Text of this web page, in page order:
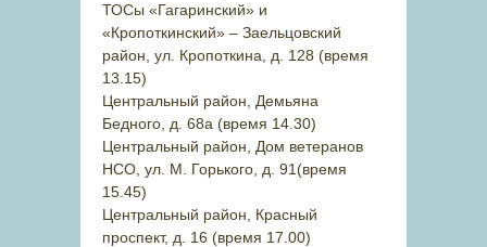
ТОСы «Гагаринский» и
«Кропоткинский» – Заельцовский
район, ул. Кропоткина, д. 128 (время
13.15)
Центральный район, Демьяна
Бедного, д. 68а (время 14.30)
Центральный район, Дом ветеранов
НСО, ул. М. Горького, д. 91(время
15.45)
Центральный район, Красный
проспект, д. 16 (время 17.00)